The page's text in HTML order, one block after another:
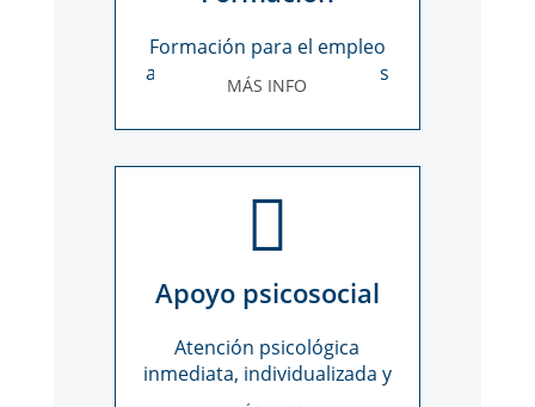
Formación para el empleo
ajustada a tus necesidades
MÁS INFO
Apoyo psicosocial
Atención psicológica
inmediata, individualizada y
confidencial